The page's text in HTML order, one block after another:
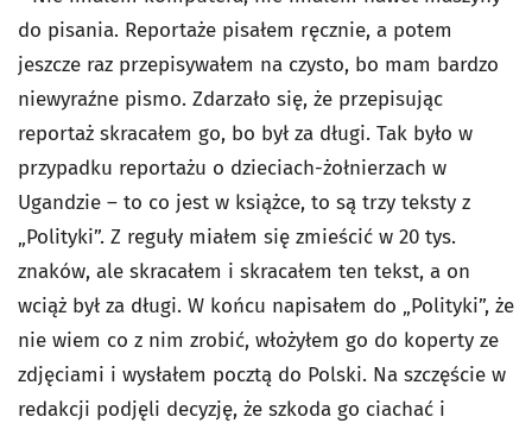
do pisania. Reportaże pisałem ręcznie, a potem
jeszcze raz przepisywałem na czysto, bo mam bardzo
niewyraźne pismo. Zdarzało się, że przepisując
reportaż skracałem go, bo był za długi. Tak było w
przypadku reportażu o dzieciach-żołnierzach w
Ugandzie – to co jest w książce, to są trzy teksty z
„Polityki”. Z reguły miałem się zmieścić w 20 tys.
znaków, ale skracałem i skracałem ten tekst, a on
wciąż był za długi. W końcu napisałem do „Polityki”, że
nie wiem co z nim zrobić, włożyłem go do koperty ze
zdjęciami i wysłałem pocztą do Polski. Na szczęście w
redakcji podjęli decyzję, że szkoda go ciachać i